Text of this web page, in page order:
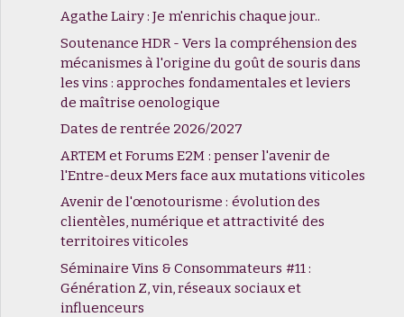
Agathe Lairy : Je m'enrichis chaque jour..
Soutenance HDR - Vers la compréhension des
mécanismes à l'origine du goût de souris dans
les vins : approches fondamentales et leviers
de maîtrise oenologique
Dates de rentrée 2026/2027
ARTEM et Forums E2M : penser l'avenir de
l'Entre-deux Mers face aux mutations viticoles
Avenir de l'œnotourisme : évolution des
clientèles, numérique et attractivité des
territoires viticoles
Séminaire Vins & Consommateurs #11 :
Génération Z, vin, réseaux sociaux et
influenceurs